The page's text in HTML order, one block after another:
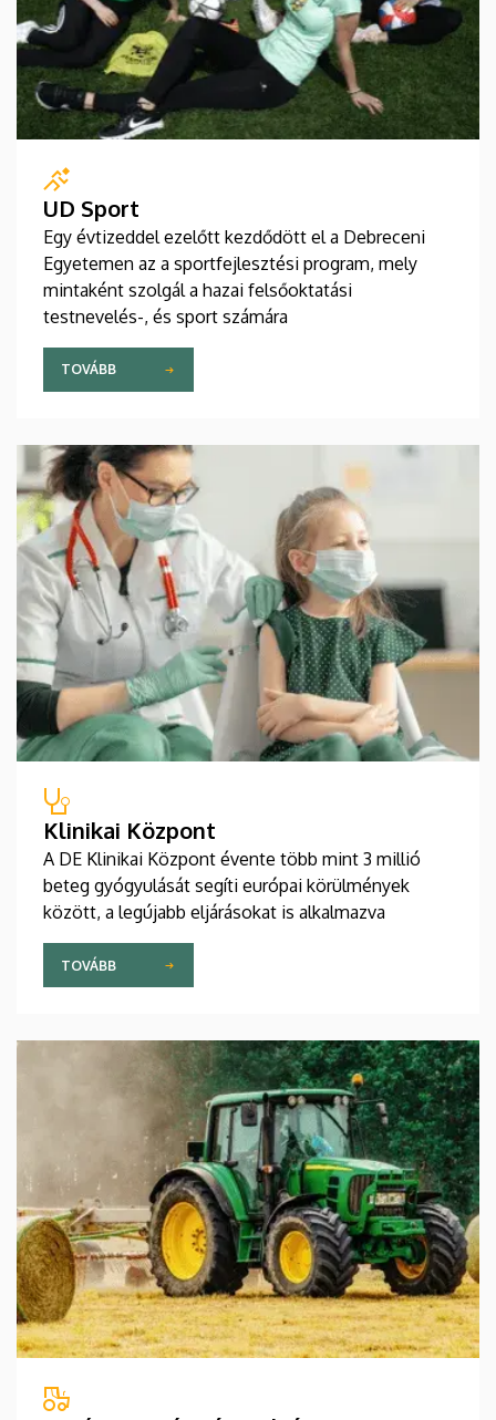
UD Sport
Egy évtizeddel ezelőtt kezdődött el a Debreceni
Egyetemen az a sportfejlesztési program, mely
mintaként szolgál a hazai felsőoktatási
testnevelés-, és sport számára
TOVÁBB
Klinikai Központ
A DE Klinikai Központ évente több mint 3 millió
beteg gyógyulását segíti európai körülmények
között, a legújabb eljárásokat is alkalmazva
TOVÁBB